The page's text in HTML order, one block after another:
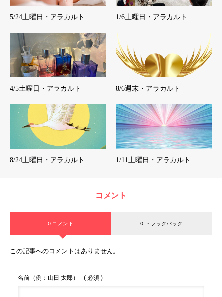
5/24土曜日・アラカルト 1/6土曜日・アラカルト
4/5土曜日・アラカルト 8/6週末・アラカルト
8/24土曜日・アラカルト 1/11土曜日・アラカルト
コメント
0 コメント 0 トラックバック
この記事へのコメントはありません。
名前（例：山田 太郎） ( 必須 )